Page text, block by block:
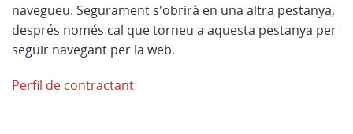
navegueu. Segurament s'obrirà en una altra pestanya,
després només cal que torneu a aquesta pestanya per
seguir navegant per la web.
Perfil de contractant